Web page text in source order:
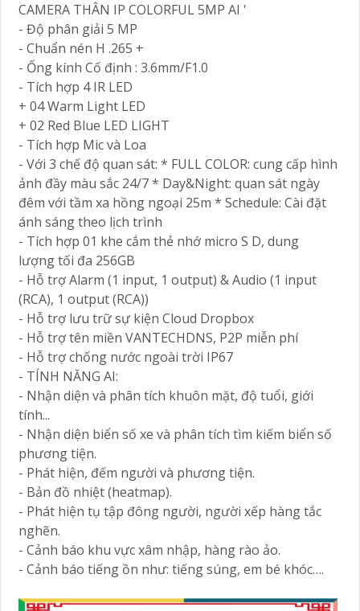
CAMERA THÂN IP COLORFUL 5MP AI '
- Độ phân giải 5 MP
- Chuẩn nén H .265 +
- Ống kính Cố định : 3.6mm/F1.0
- Tích hợp 4 IR LED
+ 04 Warm Light LED
+ 02 Red Blue LED LIGHT
- Tích hợp Mic và Loa
- Với 3 chế độ quan sát: * FULL COLOR: cung cấp hình
ảnh đầy màu sắc 24/7 * Day&Night: quan sát ngày
đêm với tầm xa hồng ngoại 25m * Schedule: Cài đặt
ánh sáng theo lịch trình
- Tích hợp 01 khe cắm thẻ nhớ micro S D, dung
lượng tối đa 256GB
- Hỗ trợ Alarm (1 input, 1 output) & Audio (1 input
(RCA), 1 output (RCA))
- Hỗ trợ lưu trữ sự kiện Cloud Dropbox
- Hỗ trợ tên miền VANTECHDNS, P2P miễn phí
- Hỗ trợ chống nước ngoài trời IP67
- TÍNH NĂNG AI:
- Nhận diện và phân tích khuôn mặt, độ tuổi, giới
tính...
- Nhận diện biển số xe và phân tích tìm kiếm biển số
phương tiện.
- Phát hiện, đếm người và phương tiện.
- Bản đồ nhiệt (heatmap).
- Phát hiện tụ tập đông người, người xếp hàng tắc
nghẽn.
- Cảnh báo khu vực xâm nhập, hàng rào ảo.
- Cảnh báo tiếng ồn như: tiếng súng, em bé khóc….